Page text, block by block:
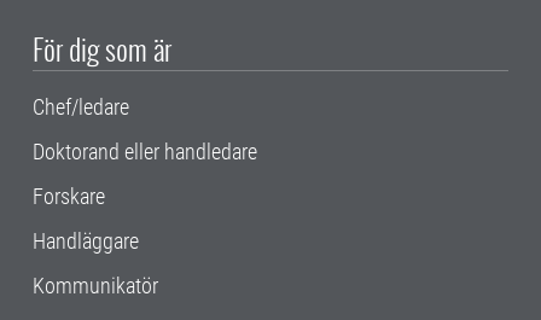
För dig som är
Chef/ledare
Doktorand eller handledare
Forskare
Handläggare
Kommunikatör